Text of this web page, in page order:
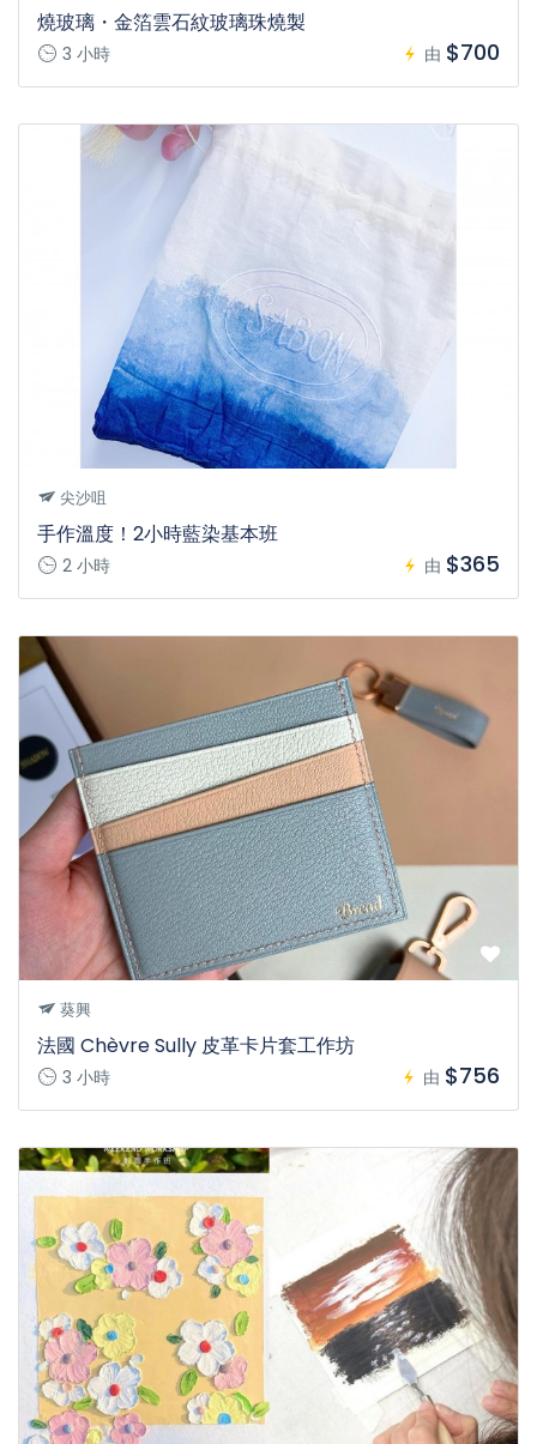
燒玻璃・金箔雲石紋玻璃珠燒製
3 小時 由 $700
尖沙咀
手作溫度！2小時藍染基本班
2 小時 由 $365
葵興
法國 Chèvre Sully 皮革卡片套工作坊
3 小時 由 $756